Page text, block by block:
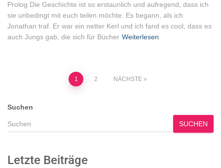
Prolog Die Geschichte ist so erstaunlich und aufregend, dass ich
sie unbedingt mit euch teilen möchte. Es begann, als ich
Jonathan traf. Er war ein netter Kerl und ich fand es cool, dass es
auch Jungs gab, die sich für Bücher Weiterlesen
Seitennummerierung
der
Beiträge
1 2 NÄCHSTE
Suchen
SUCHEN
Letzte Beiträge